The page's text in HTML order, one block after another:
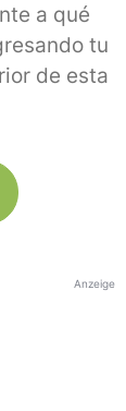
a qué
tu
de esta
Anzeige